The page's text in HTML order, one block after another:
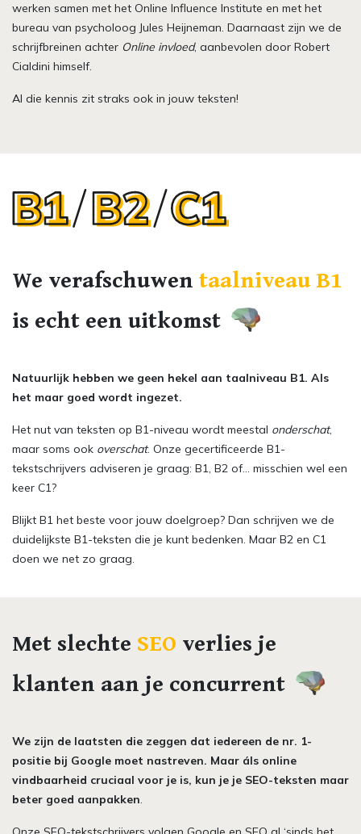
werken samen met het Online Influence Institute en met het
bureau van psycholoog Jules Heijneman. Daarnaast zijn we de
schrijfbreinen achter Online invloed, aanbevolen door Robert
Cialdini himself.
Al die kennis zit straks ook in jouw teksten!
We verafschuwen taalniveau B1
is echt een uitkomst
Natuurlijk hebben we geen hekel aan taalniveau B1. Als
het maar goed wordt ingezet.
Het nut van teksten op B1-niveau wordt meestal onderschat,
maar soms ook overschat. Onze gecertificeerde B1-
tekstschrijvers adviseren je graag: B1, B2 of... misschien wel een
keer C1?
Blijkt B1 het beste voor jouw doelgroep? Dan schrijven we de
duidelijkste B1-teksten die je kunt bedenken. Maar B2 en C1
doen we net zo graag.
Met slechte SEO verlies je
klanten aan je concurrent
We zijn de laatsten die zeggen dat iedereen de nr. 1-
positie bij Google moet nastreven. Maar áls online
vindbaarheid cruciaal voor je is, kun je je SEO-teksten maar
beter goed aanpakken.